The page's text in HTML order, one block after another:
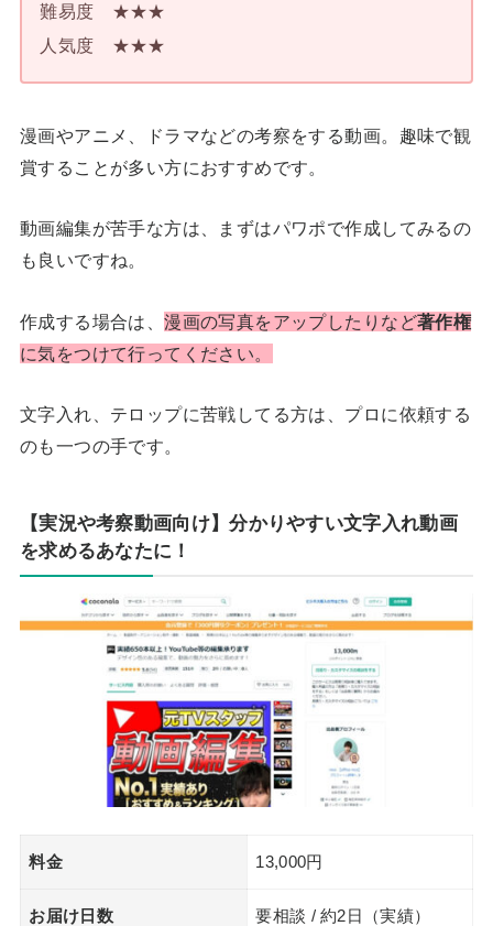
難易度 ★★★
人気度 ★★★
漫画やアニメ、ドラマなどの考察をする動画。趣味で観
賞することが多い方におすすめです。
動画編集が苦手な方は、まずはパワポで作成してみるの
も良いですね。
作成する場合は、漫画の写真をアップしたりなど著作権
に気をつけて行ってください。
文字入れ、テロップに苦戦してる方は、プロに依頼する
のも一つの手です。
【実況や考察動画向け】分かりやすい文字入れ動画
を求めるあなたに！
料金 13,000円
お届け日数 要相談 / 約2日（実績）